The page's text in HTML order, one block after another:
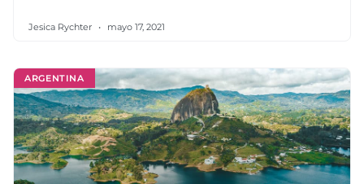
Jesica Rychter mayo 17, 2021
ARGENTINA